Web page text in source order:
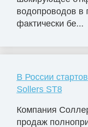
водопроводов в
фактически бе...
В России
Sollers ST8
Компания
продаж